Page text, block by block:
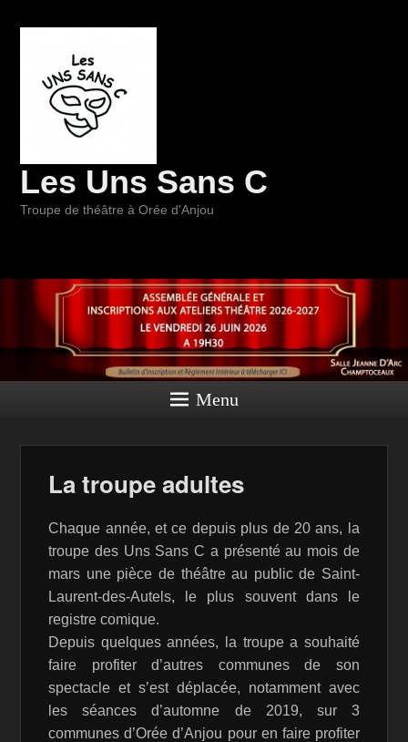
Les Uns Sans C
Troupe de théâtre à Orée d'Anjou
Menu
La troupe adultes
Chaque année, et ce depuis plus de 20 ans, la
troupe des Uns Sans C a présenté au mois de
mars une pièce de théâtre au public de Saint-
Laurent-des-Autels, le plus souvent dans le
registre comique.
Depuis quelques années, la troupe a souhaité
faire profiter d’autres communes de son
spectacle et s’est déplacée, notamment avec
les séances d’automne de 2019, sur 3
communes d’Orée d’Anjou pour en faire profiter